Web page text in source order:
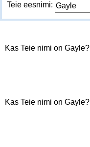
Teie eesnimi:
Kas Teie nimi on Gayle?
Kas Teie nimi on Gayle?